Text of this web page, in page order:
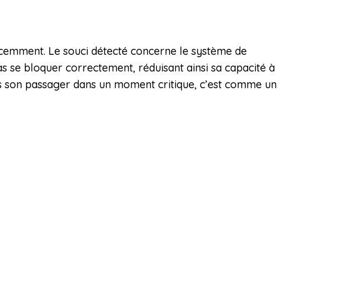
Le souci détecté concerne le système de
se bloquer correctement, réduisant ainsi sa capacité à
passager dans un moment critique, c’est comme un